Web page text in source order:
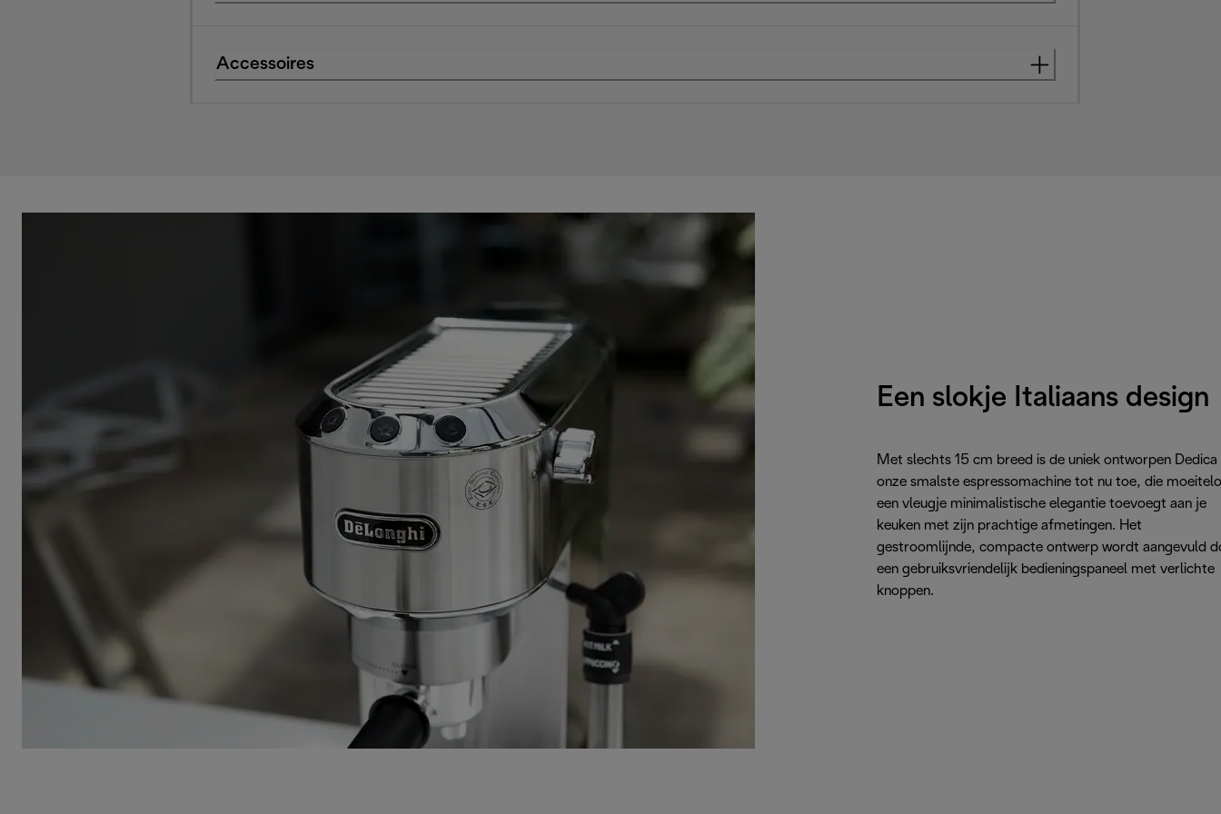
Accessoires
Een slokje Italiaans design
Met slechts 15 cm breed is de uniek ontworpen Dedica
onze smalste espressomachine tot nu toe, die
een vleugje minimalistische elegantie toevoegt aan je
keuken met zijn prachtige afmetingen. Het
gestroomlijnde, compacte ontwerp wordt aangevuld
een gebruiksvriendelijk bedieningspaneel met verlichte
knoppen.